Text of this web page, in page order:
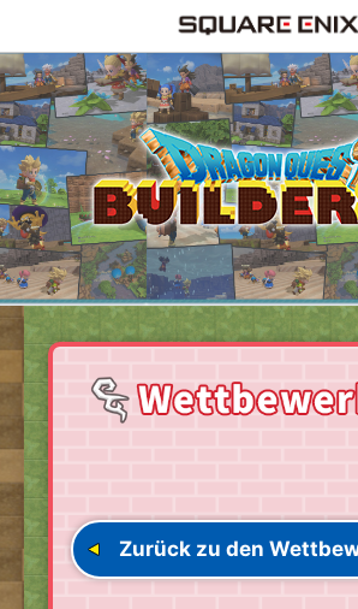
Zurück zu den